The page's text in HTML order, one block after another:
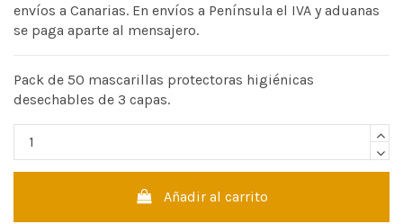
envíos a Canarias. En envíos a Península el IVA y aduanas
se paga aparte al mensajero.
Pack de 50 mascarillas protectoras higiénicas
desechables de 3 capas.
Añadir al carrito